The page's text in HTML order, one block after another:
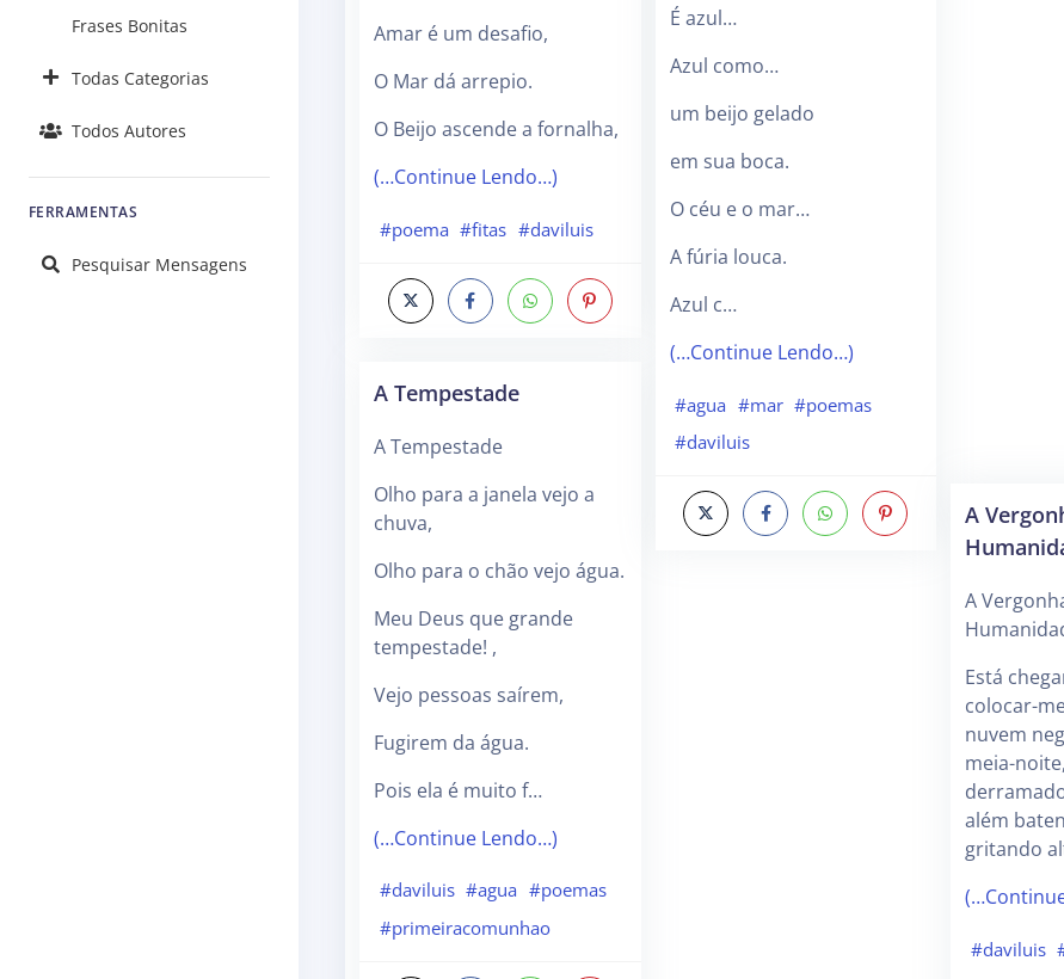
Frases Bonitas
Todas Categorias
Todos Autores
FERRAMENTAS
Pesquisar Mensagens
Amar é um desafio,
O Mar dá arrepio.
O Beijo ascende a fornalha,
(…Continue Lendo…)
#poema #fitas #daviluis
A Tempestade
A Tempestade
Olho para a janela vejo a
chuva,
Olho para o chão vejo água.
Meu Deus que grande
tempestade! ,
Vejo pessoas saírem,
Fugirem da água.
Pois ela é muito f…
(…Continue Lendo…)
#daviluis #agua #poemas
#primeiracomunhao
É azul…
Azul como…
um beijo gelado
em sua boca.
O céu e o mar…
A fúria louca.
Azul c…
(…Continue Lendo…)
#agua #mar #poemas
#daviluis
A
A
Está
colocar-
nuvem
meia-
além
gritando
#daviluis